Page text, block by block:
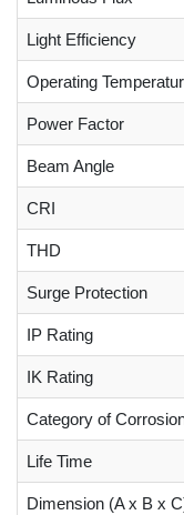
Light Efficiency
Operating
Power Factor
Beam Angle
CRI
THD
Surge Protection
IP Rating
IK Rating
Category of
Life Time
Dimension (A x B x